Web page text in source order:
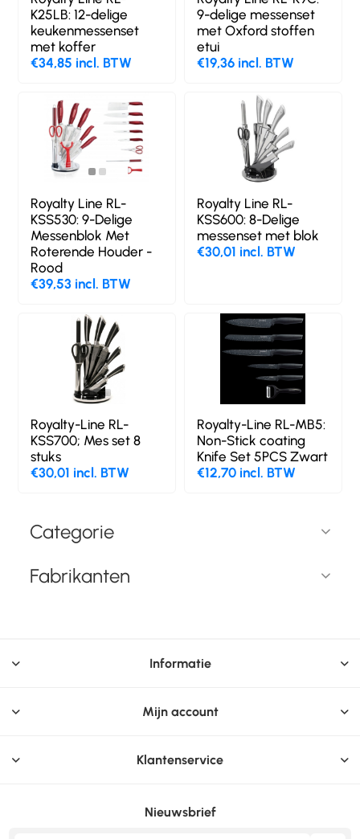
Categorie
Fabrikanten
K25LB: 12-delige
keukenmessenset
met koffer
€34,85 incl. BTW
9-delige messenset
met Oxford stoffen
etui
€19,36 incl. BTW
Royalty Line RL-
KSS530: 9-Delige
Messenblok Met
Roterende Houder -
Rood
€39,53 incl. BTW
Royalty Line RL-
KSS600: 8-Delige
messenset met blok
€30,01 incl. BTW
Royalty-Line RL-
KSS700; Mes set 8
stuks
€30,01 incl. BTW
Royalty-Line RL-MB5:
Non-Stick coating
Knife Set 5PCS Zwart
€12,70 incl. BTW
Informatie
Mijn account
Klantenservice
Nieuwsbrief